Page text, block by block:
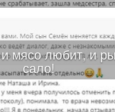
мясо любит, и
сало!